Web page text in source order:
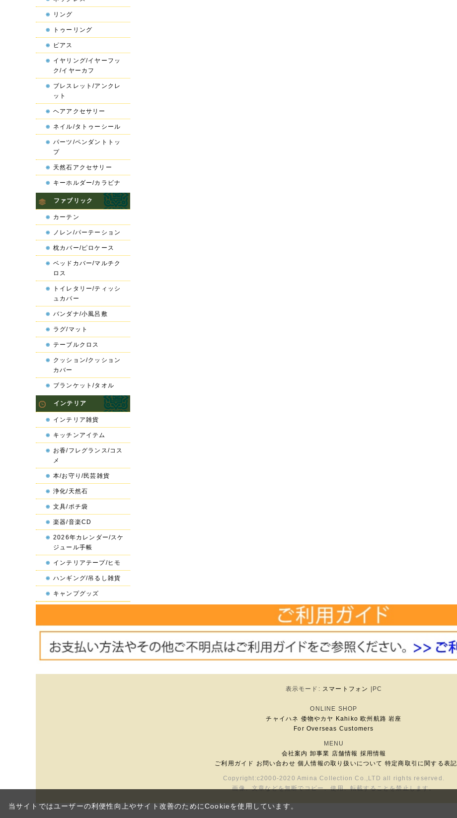
リング
トゥーリング
ピアス
イヤリング/イヤーフッ
ク/イヤーカフ
ブレスレット/アンクレ
ット
ヘアアクセサリー
ネイル/タトゥーシール
パーツ/ペンダントトッ
プ
天然石アクセサリー
キーホルダー/カラビナ
ファブリック
カーテン
ノレン/パーテーション
枕カバー/ピロケース
ベッドカバー/マルチク
ロス
トイレタリー/ティッシ
ュカバー
バンダナ/小風呂敷
ラグ/マット
テーブルクロス
クッション/クッション
カバー
ブランケット/タオル
インテリア
インテリア雑貨
キッチンアイテム
お香/フレグランス/コス
メ
本/お守り/民芸雑貨
浄化/天然石
文具/ポチ袋
楽器/音楽CD
2026年カレンダー/スケ
ジュール手帳
インテリアテープ/ヒモ
ハンギング/吊るし雑貨
キャンプグッズ
表示モード: スマートフォン |PC
ONLINE SHOP
チャイハネ 倭物やカヤ Kahiko 欧州航路 岩座
For Overseas Customers
MENU
会社案内 卸事業 店舗情報 採用情報
ご利用ガイド お問い合わせ 個人情報の取り扱いについて 特定商取引に関する表記
Copyright:c2000-2020 Amina Collection Co.,LTD all rights reserved.
画像、文章などを無断でコピー、使用、転載することを禁止します。
当サイトではユーザーの利便性向上やサイト改善のためにCookieを使用しています。